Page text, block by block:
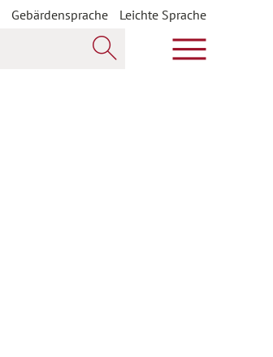
Gebärdensprache
Leichte Sprache
Hauptmenü